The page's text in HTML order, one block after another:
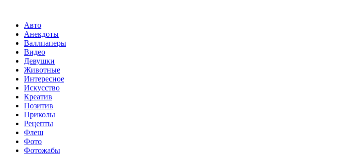
Авто
Анекдоты
Валлпаперы
Видео
Девушки
Животные
Интересное
Искусство
Креатив
Позитив
Приколы
Рецепты
Флеш
Фото
Фотожабы